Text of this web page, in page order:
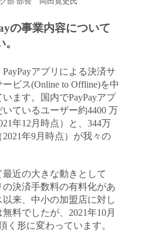
の事業内容について
アプリによる決済サ
ビス(Online to Offline)を中
ます。国内でPayPayアプ
ているユーザー約4400 万
年12月時点）と、344万
年9月時点）が我々の
近の大きな動きとして
の決済手数料の有料化があ
以来、中小の加盟店に対し
料でしたが、2021年10月
く形に変わっています。